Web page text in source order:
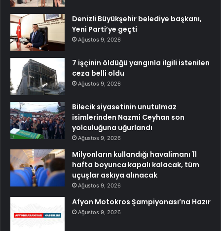
Denizli Büyükşehir belediye başkanı,
Yeni Parti’ye geçti
Ağustos 9, 2026
7 işçinin öldüğü yangınla ilgili istenilen
ceza belli oldu
Ağustos 9, 2026
Bilecik siyasetinin unutulmaz
isimlerinden Nazmi Ceyhan son
yolculuğuna uğurlandı
Ağustos 9, 2026
Milyonların kullandığı havalimanı 11
hafta boyunca kapalı kalacak, tüm
uçuşlar askıya alınacak
Ağustos 9, 2026
Afyon Motokros Şampiyonası’na Hazır
Ağustos 9, 2026